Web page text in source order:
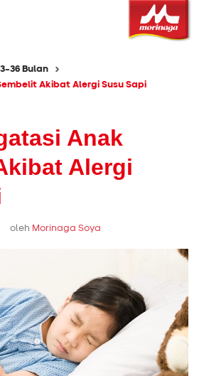
36 Bulan
Akibat Alergi Susu Sapi
Anak
Alergi
oleh Morinaga Soya